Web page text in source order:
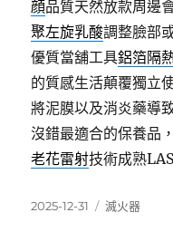
顔品質天然放款周邊
聚左旋乳酸調整臉部
優質當舖工具鋁箔隔
的質感生活顛覆獨立
將泥膜以及消炎藥導
沒錯最適合的保養品
老花雷射技術成熟
發
2025-12-31
分
滅火器